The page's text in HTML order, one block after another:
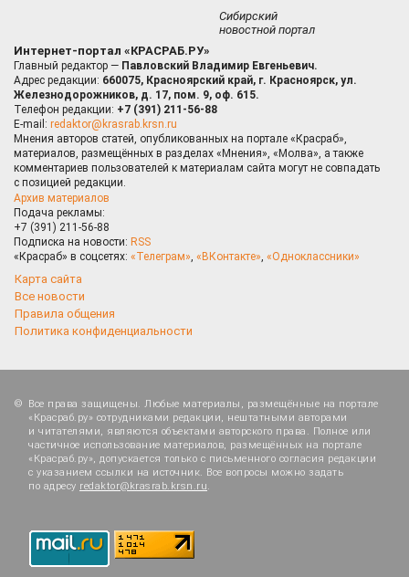
Сибирский
новостной портал
Интернет-портал «КРАСРАБ.РУ»
Главный редактор — Павловский Владимир Евгеньевич.
Адрес редакции: 660075, Красноярский край, г. Красноярск, ул.
Железнодорожников, д. 17, пом. 9, оф. 615.
Телефон редакции: +7 (391) 211-56-88
E-mail: redaktor@krasrab.krsn.ru
Мнения авторов статей, опубликованных на портале «Красраб»,
материалов, размещённых в разделах «Мнения», «Молва», а также
комментариев пользователей к материалам сайта могут не совпадать
с позицией редакции.
Архив материалов
Подача рекламы:
+7 (391) 211-56-88
Подписка на новости: RSS
«Красраб» в соцсетях: «Телеграм», «ВКонтакте», «Одноклассники»
Карта сайта
Все новости
Правила общения
Политика конфиденциальности
Все права защищены. Любые материалы, размещённые на портале
«Красраб.ру» сотрудниками редакции, нештатными авторами
и читателями, являются объектами авторского права. Полное или
частичное использование материалов, размещённых на портале
«Красраб.ру», допускается только с письменного согласия редакции
с указанием ссылки на источник. Все вопросы можно задать
по адресу redaktor@krasrab.krsn.ru.